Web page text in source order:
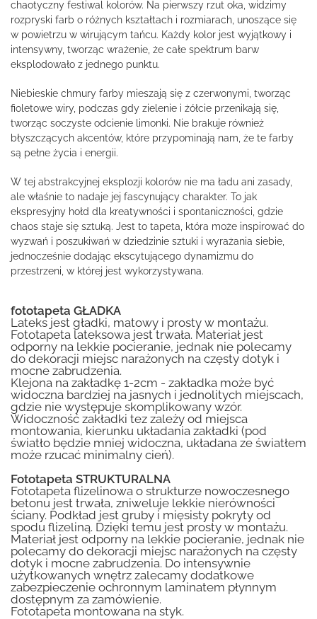
chaotyczny festiwal kolorów. Na pierwszy rzut oka, widzimy
rozpryski farb o różnych kształtach i rozmiarach, unoszące się
w powietrzu w wirującym tańcu. Każdy kolor jest wyjątkowy i
intensywny, tworząc wrażenie, że całe spektrum barw
eksplodowało z jednego punktu.
Niebieskie chmury farby mieszają się z czerwonymi, tworząc
fioletowe wiry, podczas gdy zielenie i żółcie przenikają się,
tworząc soczyste odcienie limonki. Nie brakuje również
błyszczących akcentów, które przypominają nam, że te farby
są pełne życia i energii.
W tej abstrakcyjnej eksplozji kolorów nie ma ładu ani zasady,
ale właśnie to nadaje jej fascynujący charakter. To jak
ekspresyjny hołd dla kreatywności i spontaniczności, gdzie
chaos staje się sztuką. Jest to tapeta, która może inspirować do
wyzwań i poszukiwań w dziedzinie sztuki i wyrażania siebie,
jednocześnie dodając ekscytującego dynamizmu do
przestrzeni, w której jest wykorzystywana.
fototapeta GŁADKA
Lateks jest gładki, matowy i prosty w montażu.
Fototapeta lateksowa jest trwała. Materiał jest
odporny na lekkie pocieranie, jednak nie polecamy
do dekoracji miejsc narażonych na częsty dotyk i
mocne zabrudzenia.
Klejona na zakładkę 1-2cm - zakładka może być
widoczna bardziej na jasnych i jednolitych miejscach,
gdzie nie występuje skomplikowany wzór.
Widoczność zakładki tez zależy od miejsca
montowania, kierunku układania zakładki (pod
światło będzie mniej widoczna, układana ze światłem
może rzucać minimalny cień).
Fototapeta STRUKTURALNA
Fototapeta flizelinowa o strukturze nowoczesnego
betonu jest trwała, zniweluje lekkie nierówności
ściany. Podkład jest gruby i mięsisty pokryty od
spodu flizeliną. Dzięki temu jest prosty w montażu.
Materiał jest odporny na lekkie pocieranie, jednak nie
polecamy do dekoracji miejsc narażonych na częsty
dotyk i mocne zabrudzenia. Do intensywnie
użytkowanych wnętrz zalecamy dodatkowe
zabezpieczenie ochronnym laminatem płynnym
dostępnym za zamówienie.
Fototapeta montowana na styk.